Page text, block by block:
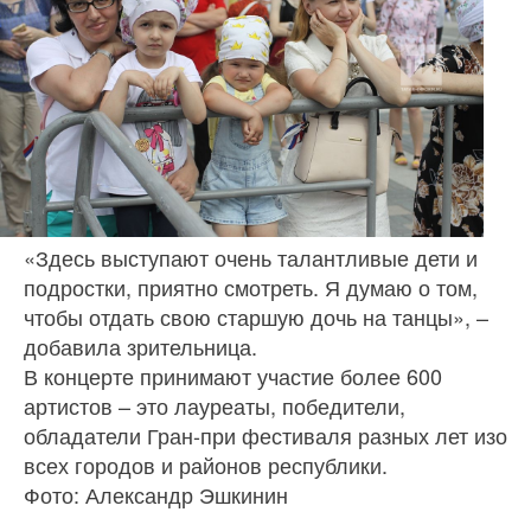
«Здесь выступают очень талантливые дети и
подростки, приятно смотреть. Я думаю о том,
чтобы отдать свою старшую дочь на танцы», –
добавила зрительница.
В концерте принимают участие более 600
артистов – это лауреаты, победители,
обладатели Гран-при фестиваля разных лет изо
всех городов и районов республики.
Фото: Александр Эшкинин